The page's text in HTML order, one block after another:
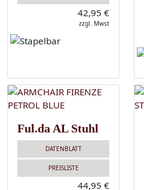
42,95 €
zzgl. Mwst
Ful.da AL Stuhl
DATENBLATT
PREISLISTE
44,95 €